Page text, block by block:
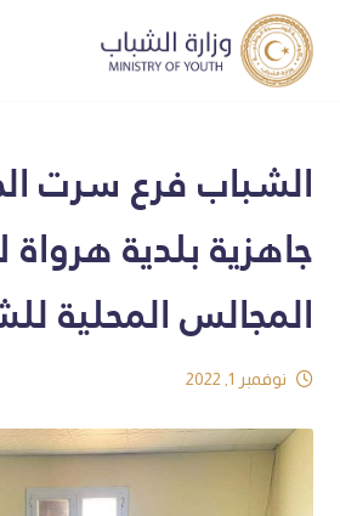
الشباب فرع سرت
جاهزية بلدية هرواة
المجالس المحلية
نوفمبر 1, 2022